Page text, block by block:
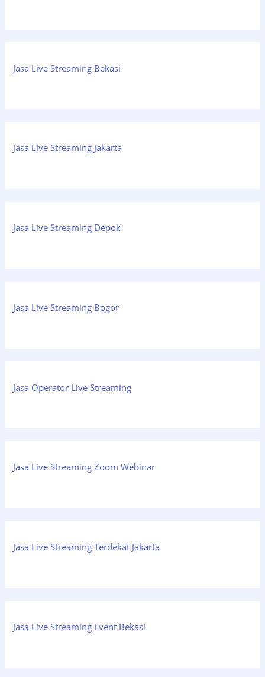
Jasa Live Streaming Bekasi
Jasa Live Streaming Jakarta
Jasa Live Streaming Depok
Jasa Live Streaming Bogor
Jasa Operator Live Streaming
Jasa Live Streaming Zoom Webinar
Jasa Live Streaming Terdekat Jakarta
Jasa Live Streaming Event Bekasi